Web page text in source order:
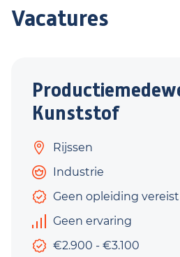
Vacatures
Kunststof
Rijssen
Industrie
Geen opleiding vereist
Geen ervaring
€2.900 - €3.100